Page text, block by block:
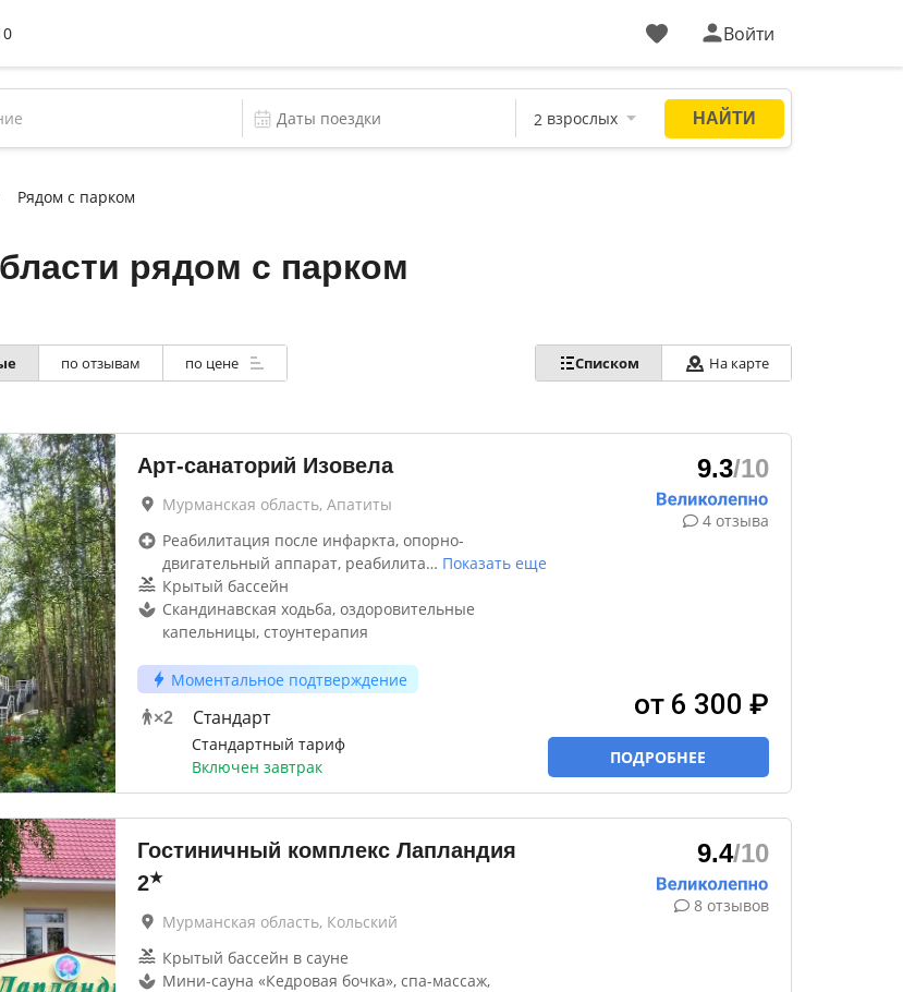
Войти
Рядом с парком
рядом с парком
по отзывам по цене Списком На карте
Арт-санаторий Изовела
Мурманская область, Апатиты
Реабилитация после инфаркта, опорно-
двигательный аппарат, реабилита… Показать еще
Крытый бассейн
Скандинавская ходьба, оздоровительные
капельницы, стоунтерапия
Моментальное подтверждение
×2 Стандарт
Стандартный тариф
Включен завтрак
9.3/10
4 отзыва
от 6 300 ₽
ПОДРОБНЕЕ
Гостиничный комплекс Лапландия
2★
Мурманская область, Кольский
Крытый бассейн в сауне
Мини-сауна «Кедровая бочка», спа-массаж,
9.4/10
8 отзывов